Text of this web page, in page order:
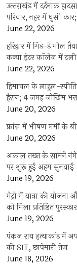
उत्‍तराखंड में दर्दनाक
परिवार, नहर में घुसी
June 22, 2026
हरिद्वार में मिड-डे मील
कन्या इंटर कॉलेज में टली
June 22, 2026
हिमाचल के लाहुल-
हैरान; 4 जगह जोखिम
June 20, 2026
फ्रांस में भीषण गर्मी के
June 20, 2026
अकाल तख्त के सामने नंगे
पर शुरू हुई अहम सुनवाई
June 19, 2026
मेट्रो में यात्रा की
को मिला प्रतिष्ठित पुरस्कार
June 19, 2026
पंकज राय हत्याकांड में
की SIT, छापेमारी तेज
June 18, 2026